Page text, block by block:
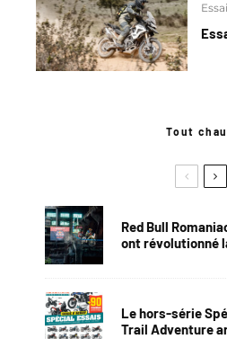
Tout
Red Bull
ont révolutionné
Le hors-série
Trail Adventure